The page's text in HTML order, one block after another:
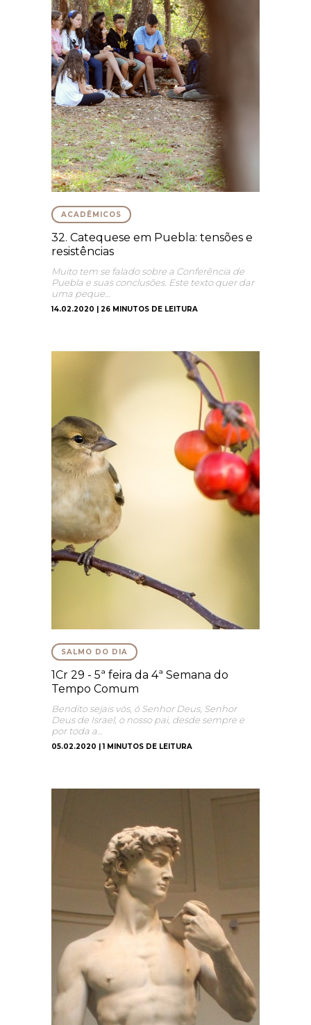
ACADÊMICOS
32. Catequese em Puebla: tensões e
resistências
Muito tem se falado sobre a Conferência de
Puebla e suas conclusões. Este texto quer dar
uma peque…
14.02.2020 | 26 MINUTOS DE LEITURA
SALMO DO DIA
1Cr 29 - 5ª feira da 4ª Semana do
Tempo Comum
Bendito sejais vós, ó Senhor Deus, Senhor
Deus de Israel, o nosso pai, desde sempre e
por toda a…
05.02.2020 | 1 MINUTOS DE LEITURA